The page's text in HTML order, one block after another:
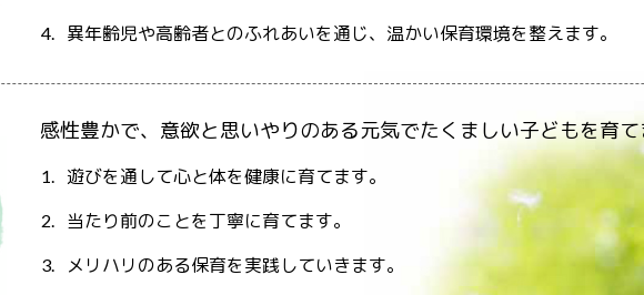
異年齢児や高齢者とのふれあいを通じ、温かい保育環境を整えます。
感性豊かで、意欲と思いやりのある元気でたくましい子どもを育
遊びを通して心と体を健康に育てます。
当たり前のことを丁寧に育てます。
メリハリのある保育を実践していきます。